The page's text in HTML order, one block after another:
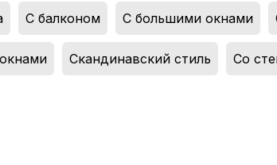
С балконом С большими окнами
Скандинавский стиль Со